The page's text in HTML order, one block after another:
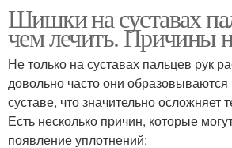
Шишки на суставах
чем лечить. Причины
Не только на суставах пальцев рук
довольно часто они образовываются
суставе, что значительно осложняет
Есть несколько причин, которые
появление уплотнений: